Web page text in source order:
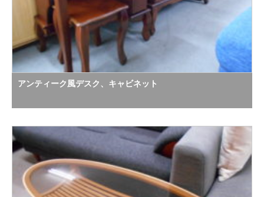
アンティーク風デスク、キャビネット